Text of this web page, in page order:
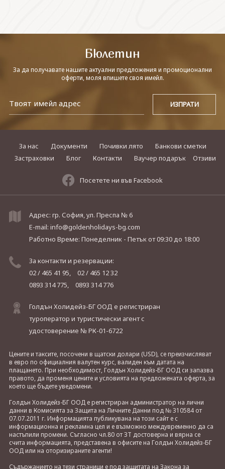
Бюлетин
За да получавате нашите актуални предложения и промоционални
оферти, моля впишете своя имейл.
За нас Документи Почивки лято
Банкови сметки
Застраховки
Блог Контакти Ваучер подарък Отзиви
Посетете ни във Facebook
Адрес: гр. София, ул. Преспа № 6
E-mail: info@goldenholidays-bg.com
Работно Време: Понеделник - Петъкот 09:30 до 18:00
За контакти и резервации:
02 / 465 41 95,
02 / 465 12 32
0893 314 775,
0893 314 776
Голдън Холидейз-БГ ООД е регистриран
туроператор и туристически агент с
удостоверение № РК-01-6722
Цените и таксите, посочени в щатски долари (USD), се преизчисляват
в евро по официалния валутен курс, валиден към датата на
плащането. При необходимост, Голдън Холидейз-БГ ООД си запазва
правото, да променя цените и условията на предложената оферта, за
което ще бъдете уведомени.
Голдън Холидейз-БГ ООД е регистриран администратор на лични
данни в Комисията за Защита на Личните Данни под № 310584 от
07.07.2011 г. Информацията публикувана на този сайт е с
информационна и рекламна цел и е възможно междувременно да са
настъпили промени. Съгласно чл.80 от ЗТ достоверна и вярна се
счита информацията, представена в офисите на Голдън Холидейз-БГ
ООД или на оторизираните агенти!
Съдържанието на тези страници е под защитата на Закона за